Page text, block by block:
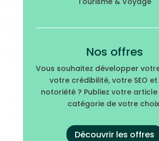
Nos offres
Vous souhaitez développer
votre crédibilité, votre SEO
notoriété ? Publiez votre
catégorie de votre
Découvrir les offres